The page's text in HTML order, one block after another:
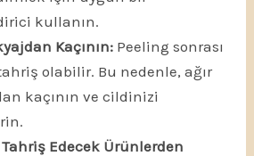
kullanın.
Kaçının: Peeling sonrası
olabilir. Bu nedenle, ağır
kaçının ve cildinizi
Edecek Ürünlerden